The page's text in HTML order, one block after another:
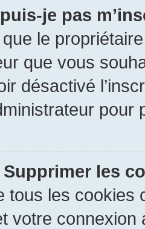
je pas
le
que vous
désactivé
les
tous les cookies
votre